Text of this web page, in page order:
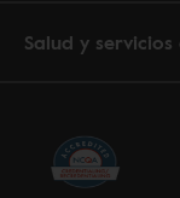
Salud y